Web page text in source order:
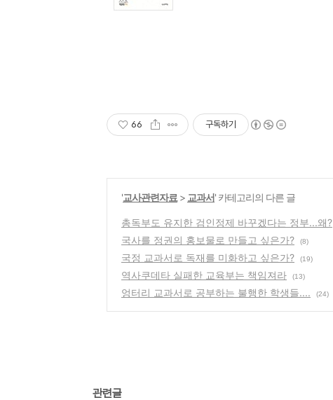
66 구독하기
'교사관련자료 > 교과서' 카테고리의 다른 글
총독부도 유지한 검인정제 바꾸겠다는 정부...왜?
국사를 정권의 홍보물로 만들고 싶은가? (8)
국정 교과서로 독재를 미화하고 싶은가? (19)
역사쿠데타 실패한 교육부는 책임져라 (13)
엉터리 교과서로 공부하는 불행한 학생들.... (24)
관련글